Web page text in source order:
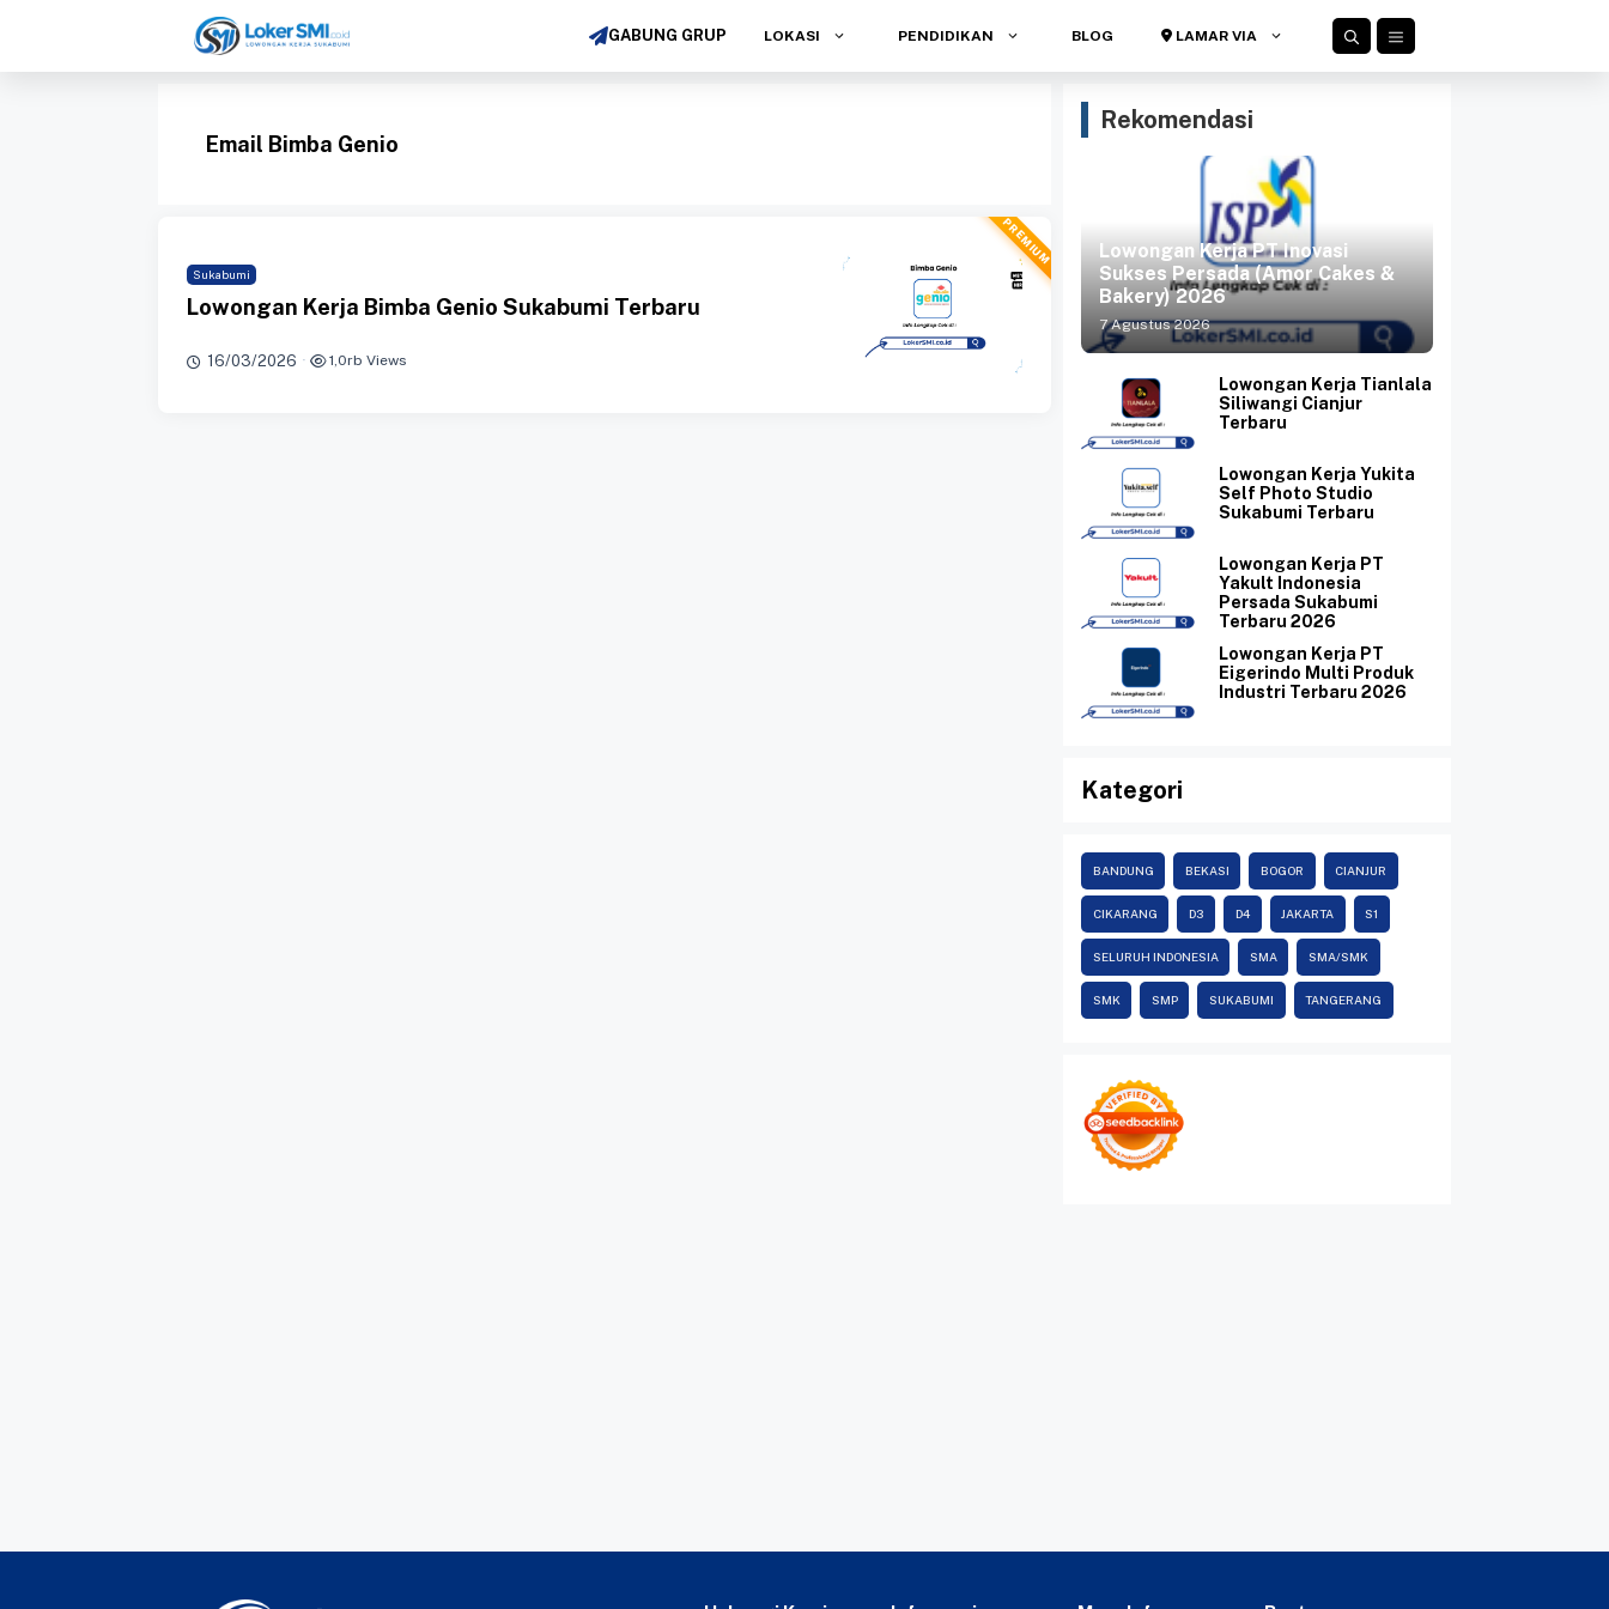
isi
GABUNG GRUP LOKASI PENDIDIKAN BLOG LAMAR VIA
Email Bimba Genio
PREMIUM
Sukabumi
Lowongan Kerja Bimba Genio Sukabumi Terbaru
16/03/2026 · 1,0rb Views
Rekomendasi
Lowongan Kerja PT Inovasi
Sukses Persada (Amor Cakes &
Bakery) 2026
7 Agustus 2026
Lowongan Kerja Tianlala
Siliwangi Cianjur
Terbaru
Lowongan Kerja Yukita
Self Photo Studio
Sukabumi Terbaru
Lowongan Kerja PT
Yakult Indonesia
Persada Sukabumi
Terbaru 2026
Lowongan Kerja PT
Eigerindo Multi Produk
Industri Terbaru 2026
Kategori
BANDUNG BEKASI BOGOR CIANJUR
CIKARANG D3 D4 JAKARTA S1
SELURUH INDONESIA SMA SMA/SMK
SMK SMP SUKABUMI TANGERANG